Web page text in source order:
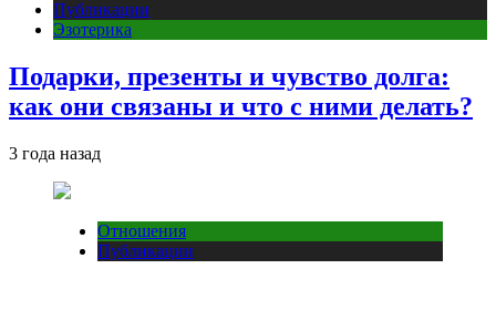
Публикации
Эзотерика
Подарки, презенты и чувство долга:
как они связаны и что с ними делать?
3 года назад
Отношения
Публикации